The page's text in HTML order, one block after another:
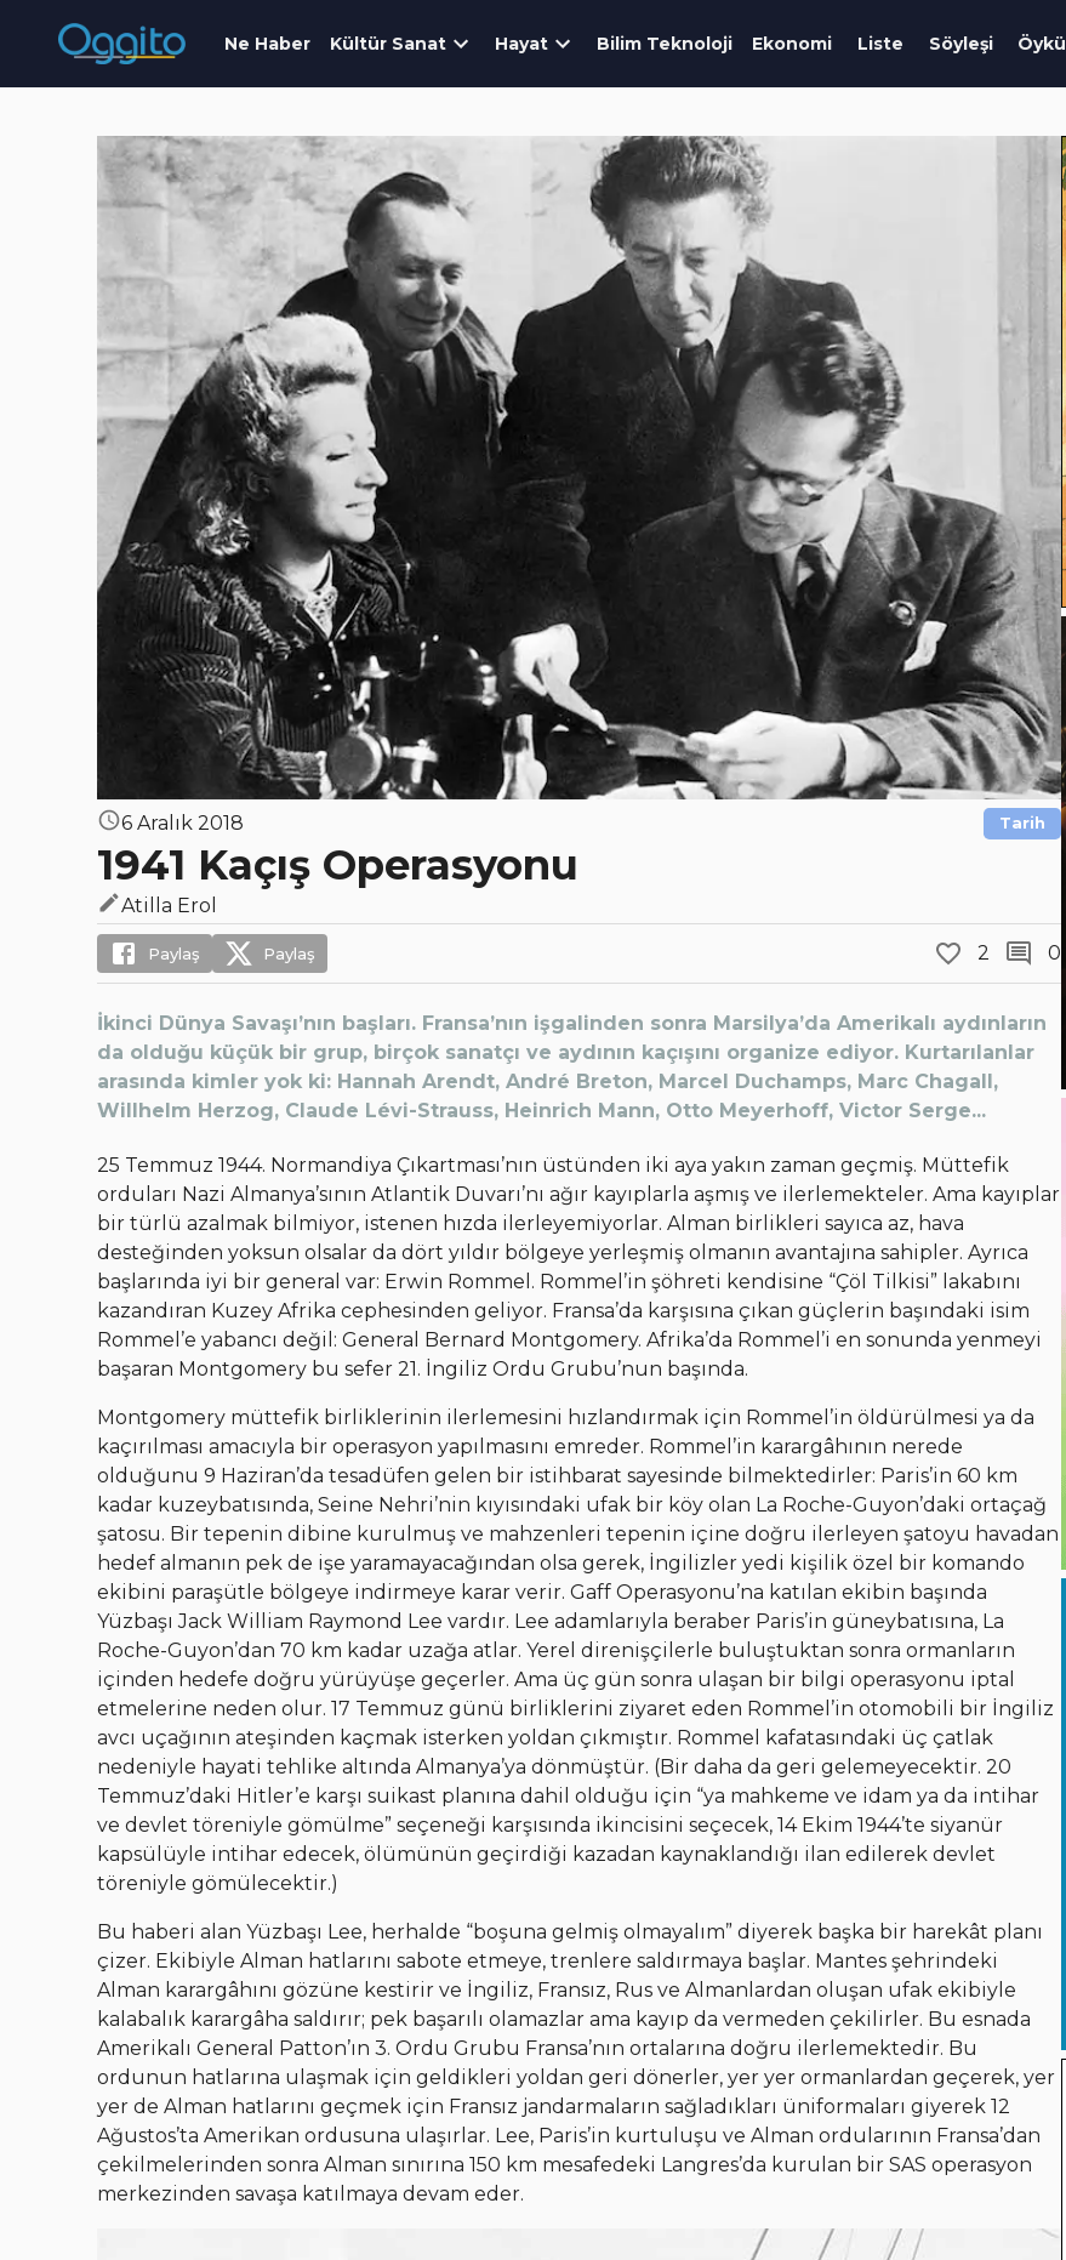
Ne Haber Kültür Sanat Hayat Bilim Teknoloji Ekonomi Liste Söyleşi Öykü
6 Aralık 2018 Tarih
1941 Kaçış Operasyonu
Atilla Erol
Paylaş Paylaş 2 0
İkinci Dünya Savaşı’nın başları. Fransa’nın işgalinden sonra Marsilya’da Amerikalı aydınların
da olduğu küçük bir grup, birçok sanatçı ve aydının kaçışını organize ediyor. Kurtarılanlar
arasında kimler yok ki: Hannah Arendt, André Breton, Marcel Duchamps, Marc Chagall,
Willhelm Herzog, Claude Lévi-Strauss, Heinrich Mann, Otto Meyerhoff, Victor Serge...
25 Temmuz 1944. Normandiya Çıkartması’nın üstünden iki aya yakın zaman geçmiş. Müttefik
orduları Nazi Almanya’sının Atlantik Duvarı’nı ağır kayıplarla aşmış ve ilerlemekteler. Ama kayıplar
bir türlü azalmak bilmiyor, istenen hızda ilerleyemiyorlar. Alman birlikleri sayıca az, hava
desteğinden yoksun olsalar da dört yıldır bölgeye yerleşmiş olmanın avantajına sahipler. Ayrıca
başlarında iyi bir general var: Erwin Rommel. Rommel’in şöhreti kendisine “Çöl Tilkisi” lakabını
kazandıran Kuzey Afrika cephesinden geliyor. Fransa’da karşısına çıkan güçlerin başındaki isim
Rommel’e yabancı değil: General Bernard Montgomery. Afrika’da Rommel’i en sonunda yenmeyi
başaran Montgomery bu sefer 21. İngiliz Ordu Grubu’nun başında.
Montgomery müttefik birliklerinin ilerlemesini hızlandırmak için Rommel’in öldürülmesi ya da
kaçırılması amacıyla bir operasyon yapılmasını emreder. Rommel’in karargâhının nerede
olduğunu 9 Haziran’da tesadüfen gelen bir istihbarat sayesinde bilmektedirler: Paris’in 60 km
kadar kuzeybatısında, Seine Nehri’nin kıyısındaki ufak bir köy olan La Roche-Guyon’daki ortaçağ
şatosu. Bir tepenin dibine kurulmuş ve mahzenleri tepenin içine doğru ilerleyen şatoyu havadan
hedef almanın pek de işe yaramayacağından olsa gerek, İngilizler yedi kişilik özel bir komando
ekibini paraşütle bölgeye indirmeye karar verir. Gaff Operasyonu’na katılan ekibin başında
Yüzbaşı Jack William Raymond Lee vardır. Lee adamlarıyla beraber Paris’in güneybatısına, La
Roche-Guyon’dan 70 km kadar uzağa atlar. Yerel direnişçilerle buluştuktan sonra ormanların
içinden hedefe doğru yürüyüşe geçerler. Ama üç gün sonra ulaşan bir bilgi operasyonu iptal
etmelerine neden olur. 17 Temmuz günü birliklerini ziyaret eden Rommel’in otomobili bir İngiliz
avcı uçağının ateşinden kaçmak isterken yoldan çıkmıştır. Rommel kafatasındaki üç çatlak
nedeniyle hayati tehlike altında Almanya’ya dönmüştür. (Bir daha da geri gelemeyecektir. 20
Temmuz’daki Hitler’e karşı suikast planına dahil olduğu için “ya mahkeme ve idam ya da intihar
ve devlet töreniyle gömülme” seçeneği karşısında ikincisini seçecek, 14 Ekim 1944’te siyanür
kapsülüyle intihar edecek, ölümünün geçirdiği kazadan kaynaklandığı ilan edilerek devlet
töreniyle gömülecektir.)
Bu haberi alan Yüzbaşı Lee, herhalde “boşuna gelmiş olmayalım” diyerek başka bir harekât planı
çizer. Ekibiyle Alman hatlarını sabote etmeye, trenlere saldırmaya başlar. Mantes şehrindeki
Alman karargâhını gözüne kestirir ve İngiliz, Fransız, Rus ve Almanlardan oluşan ufak ekibiyle
kalabalık karargâha saldırır; pek başarılı olamazlar ama kayıp da vermeden çekilirler. Bu esnada
Amerikalı General Patton’ın 3. Ordu Grubu Fransa’nın ortalarına doğru ilerlemektedir. Bu
ordunun hatlarına ulaşmak için geldikleri yoldan geri dönerler, yer yer ormanlardan geçerek, yer
yer de Alman hatlarını geçmek için Fransız jandarmaların sağladıkları üniformaları giyerek 12
Ağustos’ta Amerikan ordusuna ulaşırlar. Lee, Paris’in kurtuluşu ve Alman ordularının Fransa’dan
çekilmelerinden sonra Alman sınırına 150 km mesafedeki Langres’da kurulan bir SAS operasyon
merkezinden savaşa katılmaya devam eder.